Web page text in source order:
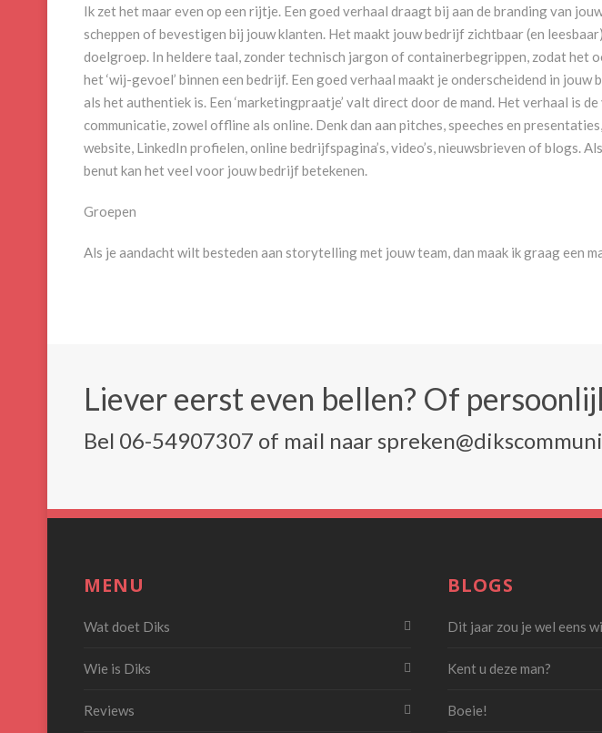
Ik zet het maar even op een rijtje. Een goed verhaal draagt bij aan de branding van
scheppen of bevestigen bij jouw klanten. Het maakt jouw bedrijf zichtbaar (en
doelgroep. In heldere taal, zonder technisch jargon of containerbegrippen, zodat het
het ‘wij-gevoel’ binnen een bedrijf. Een goed verhaal maakt je onderscheidend in jouw
als het authentiek is. Een ‘marketingpraatje’ valt direct door de mand. Het verhaal is
communicatie, zowel offline als online. Denk dan aan pitches, speeches en
website, LinkedIn profielen, online bedrijfspagina’s, video’s, nieuwsbrieven of blogs.
benut kan het veel voor jouw bedrijf betekenen.
Groepen
Als je aandacht wilt besteden aan storytelling met jouw team, dan maak ik graag een
Liever eerst even bellen? Of
Bel 06-54907307 of mail naar
MENU
Wat doet Diks
Wie is Diks
Reviews
BLOGS
Dit jaar zou je wel eens
Kent u deze man?
Boeie!